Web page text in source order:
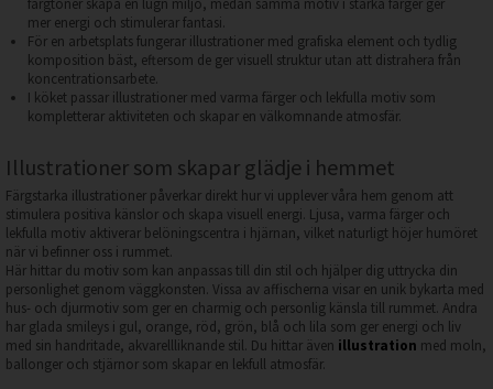
färgtoner skapa en lugn miljö, medan samma motiv i starka färger ger
mer energi och stimulerar fantasi.
För en arbetsplats fungerar illustrationer med grafiska element och tydlig
komposition bäst, eftersom de ger visuell struktur utan att distrahera från
koncentrationsarbete.
I köket passar illustrationer med varma färger och lekfulla motiv som
kompletterar aktiviteten och skapar en välkomnande atmosfär.
Illustrationer som skapar glädje i hemmet
Färgstarka illustrationer påverkar direkt hur vi upplever våra hem genom att
stimulera positiva känslor och skapa visuell energi. Ljusa, varma färger och
lekfulla motiv aktiverar belöningscentra i hjärnan, vilket naturligt höjer humöret
när vi befinner oss i rummet.
Här hittar du motiv som kan anpassas till din stil och hjälper dig uttrycka din
personlighet genom väggkonsten. Vissa av affischerna visar en unik bykarta med
hus- och djurmotiv som ger en charmig och personlig känsla till rummet. Andra
har glada smileys i gul, orange, röd, grön, blå och lila som ger energi och liv
med sin handritade, akvarellliknande stil. Du hittar även illustration med moln,
ballonger och stjärnor som skapar en lekfull atmosfär.